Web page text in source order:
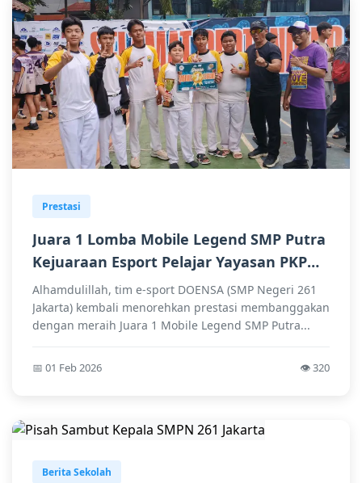
Prestasi
Juara 1 Lomba Mobile Legend SMP Putra
Kejuaraan Esport Pelajar Yayasan PKP
Jakarta Islamic School Se-Jabodetabek
Alhamdulillah, tim e-sport DOENSA (SMP Negeri 261
Jakarta) kembali menorehkan prestasi membanggakan
dengan meraih Juara 1 Mobile Legend SMP Putra...
📅 01 Feb 2026 👁️ 320
Berita Sekolah